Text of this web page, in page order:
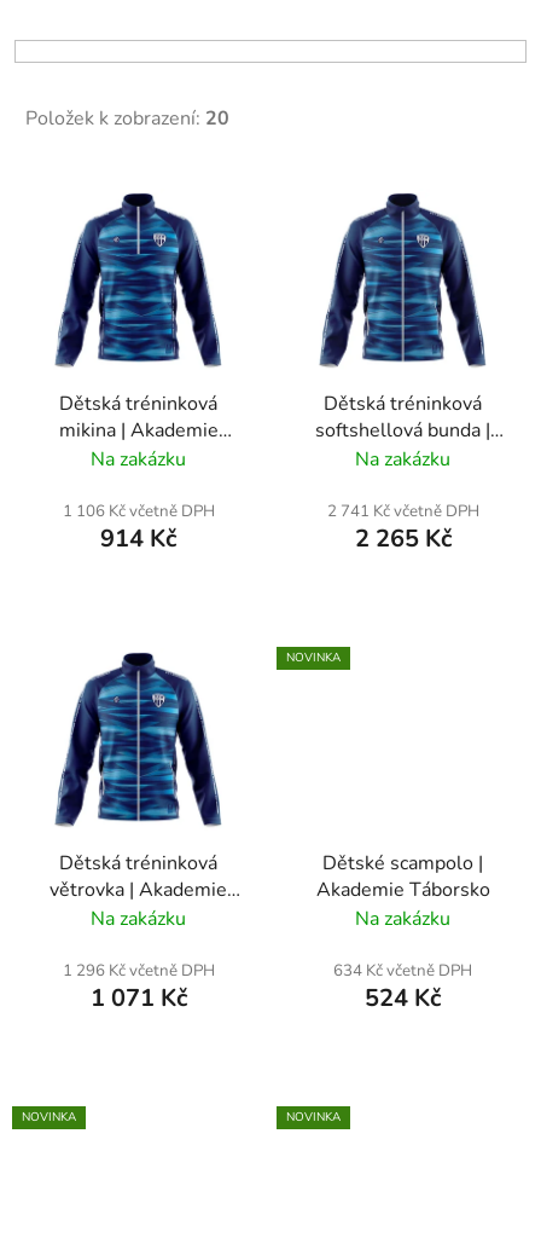
o
d
uPoložek k zobrazení: 20
Dětská tréninková
mikina | Akademie
Táborsko
Na zakázku
1 106 Kč včetně DPH
914 Kč
Dětská tréninková
softshellová bunda |
Akademie Táborsko
Na zakázku
2 741 Kč včetně DPH
2 265 Kč
Dětská tréninková
větrovka | Akademie
Táborsko
Na zakázku
1 296 Kč včetně DPH
1 071 Kč
NOVINKA
Dětské scampolo |
Akademie Táborsko
Na zakázku
634 Kč včetně DPH
524 Kč
NOVINKA NOVINKA